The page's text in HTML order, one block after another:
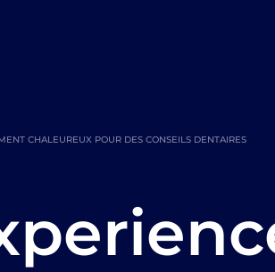
CHALEUREUX POUR DES CONSEILS DENTAIRES